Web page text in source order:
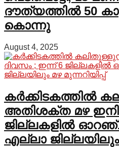
ദൗത്യത്തിൽ 50
കൊന്നു
August 4, 2025
കർക്കിടകത്തിൽ
അതിശക്ത മഴ ഇനി
ജില്ലകളിൽ
എല്ലാ ജില്ലയിലും